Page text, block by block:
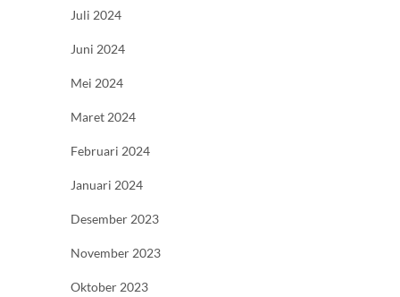
Juli 2024
Juni 2024
Mei 2024
Maret 2024
Februari 2024
Januari 2024
Desember 2023
November 2023
Oktober 2023